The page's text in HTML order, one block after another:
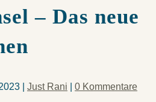
– Das neue
Just Rani 0 Kommentare